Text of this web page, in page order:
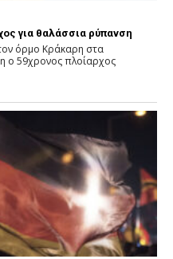
για θαλάσσια ρύπανση
όρμο Κράκαρη στα
ο 59χρονος πλοίαρχος